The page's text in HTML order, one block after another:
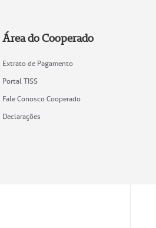
Área do Cooperado
Extrato de Pagamento
Portal TISS
Fale Conosco Cooperado
Declarações